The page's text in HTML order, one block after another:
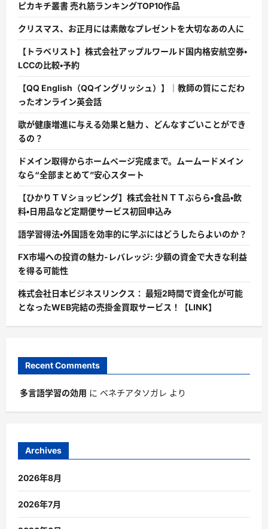
ピカキチ叢書 売れ筋ランキングTOP10作品
クリスマス、お正月には素敵なプレゼントを大切なあの人に
【トラベリスト】株式会社アップルワールド国内格安航空券・
LCCの比較・予約
【QQ English（QQイングリッシュ）】｜教師の質にこだわ
ったオンライン英会話
歌が健康増進に与える効果と魅力 、どんなすごいことができ
るの？
ドメイン取得からホームページ完成まで。ムームードメイン
なら“全部まとめて”安心スタート
【ひかりＴＶショッピング】株式会社ＮＴＴぷらら・食品・飲
料・日用品など定期便サービス初回申込み
語学習得法・外国語を効率的に学ぶにはどうしたらよいのか？
FX市場への投資の魅力-レバレッジ: 少額の資金で大きな利益
を得る可能性
株式会社日本ビジネスリンクス： 最短2時間で資金化が可能
となったWEB完結の売掛金買取サービス！【LINK】
Recent Comments
多言語学習の効用 に ベネチアタソガレ より
Archives
2026年8月
2026年7月